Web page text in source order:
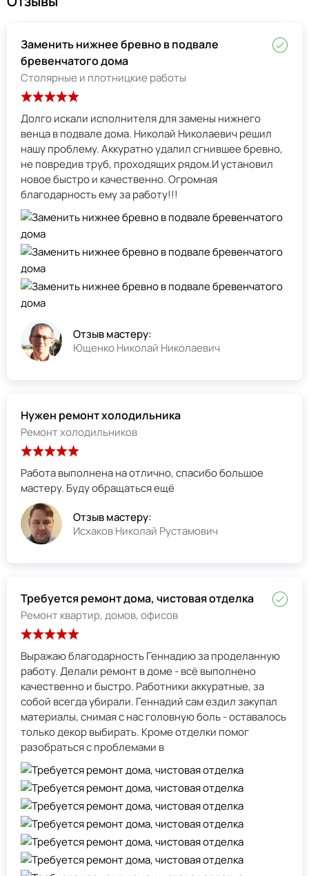
Заменить нижнее бревно в подвале
бревенчатого дома
Столярные и плотницкие работы
Долго искали исполнителя для замены нижнего
венца в подвале дома. Николай Николаевич решил
нашу проблему. Аккуратно удалил сгнившее бревно,
не повредив труб, проходящих рядом.И установил
новое быстро и качественно. Огромная
благодарность ему за работу!!!
Отзыв мастеру:
Ющенко Николай Николаевич
Нужен ремонт холодильника
Ремонт холодильников
Работа выполнена на отлично, спасибо большое
мастеру. Буду обращаться ещё
Отзыв мастеру:
Исхаков Николай Рустамович
Требуется ремонт дома, чистовая отделка
Ремонт квартир, домов, офисов
Выражаю благодарность Геннадию за проделанную
работу. Делали ремонт в доме - всё выполнено
качественно и быстро. Работники аккуратные, за
собой всегда убирали. Геннадий сам ездил закупал
материалы, снимая с нас головную боль - оставалось
только декор выбирать. Кроме отделки помог
разобраться с проблемами в